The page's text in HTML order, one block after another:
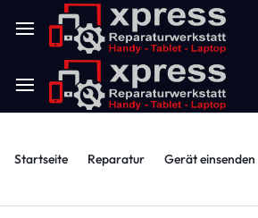
Startseite Reparatur Gerät einsenden